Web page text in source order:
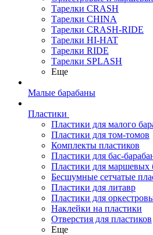
Тарелки CRASH
Тарелки CHINA
Тарелки CRASH-RIDE
Тарелки HI-HAT
Тарелки RIDE
Тарелки SPLASH
Еще
Малые барабаны
Пластики
Пластики для малого
Пластики для том-томов
Комплекты пластиков
Пластики для бас-
Пластики для маршевых
Бесшумные сетчатые
Пластики для литавр
Пластики для
Наклейки на пластики
Отверстия для пластиков
Еще